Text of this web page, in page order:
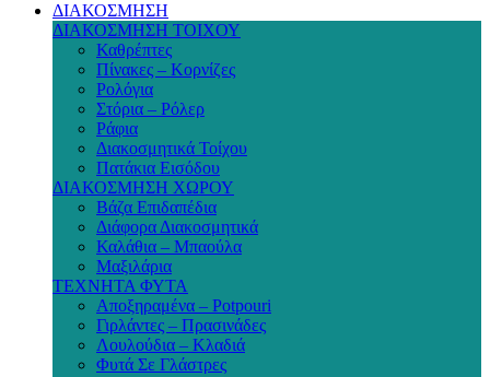
ΔΙΑΚΟΣΜΗΣΗ
ΔΙΑΚΟΣΜΗΣΗ ΤΟΙΧΟΥ
Καθρέπτες
Πίνακες – Κορνίζες
Ρολόγια
Στόρια – Ρόλερ
Ράφια
Διακοσμητικά Τοίχου
Πατάκια Εισόδου
ΔΙΑΚΟΣΜΗΣΗ ΧΩΡΟΥ
Βάζα Επιδαπέδια
Διάφορα Διακοσμητικά
Καλάθια – Μπαούλα
Μαξιλάρια
ΤΕΧΝΗΤΑ ΦΥΤΑ
Αποξηραμένα – Potpouri
Γιρλάντες – Πρασινάδες
Λουλούδια – Κλαδιά
Φυτά Σε Γλάστρες